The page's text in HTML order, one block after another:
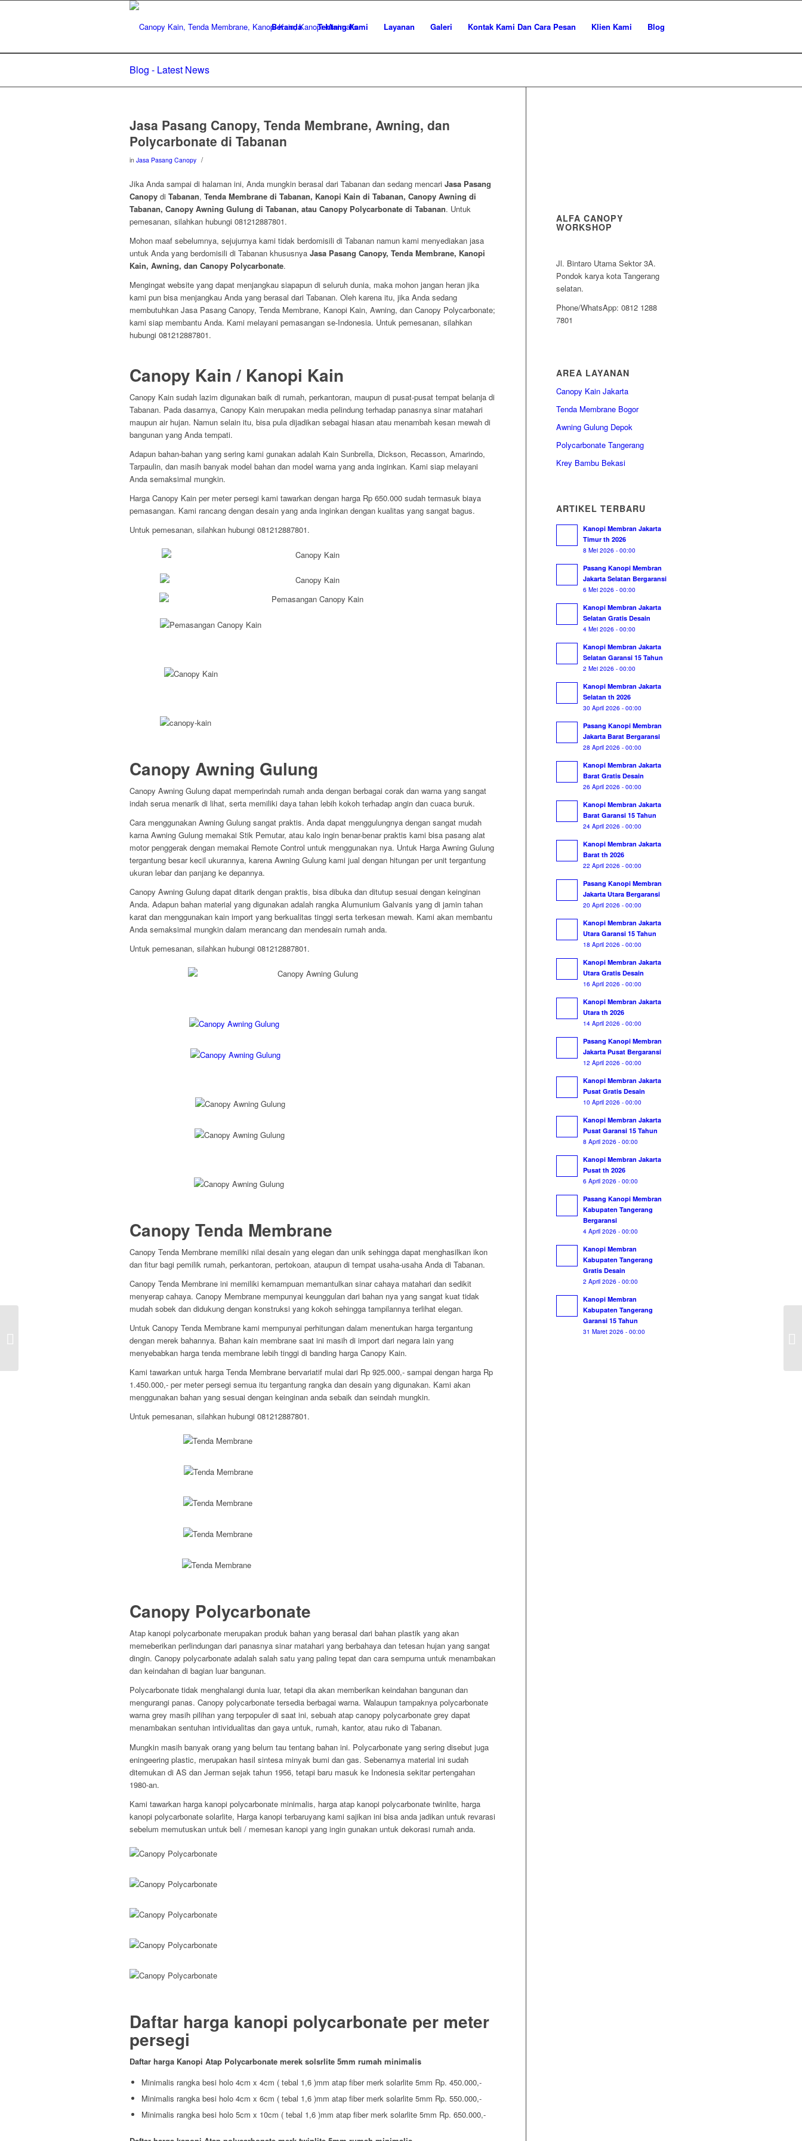
Beranda Tentang Kami Layanan Galeri Kontak Kami Dan Cara Pesan Klien Kami Blog
Blog - Latest News
Jasa Pasang Canopy, Tenda Membrane, Awning, dan
Polycarbonate di Tabanan
in Jasa Pasang Canopy /
Jika Anda sampai di halaman ini, Anda mungkin berasal dari Tabanan dan sedang mencari Jasa Pasang
Canopy di Tabanan, Tenda Membrane di Tabanan, Kanopi Kain di Tabanan, Canopy Awning di
Tabanan, Canopy Awning Gulung di Tabanan, atau Canopy Polycarbonate di Tabanan. Untuk
pemesanan, silahkan hubungi 081212887801.
Mohon maaf sebelumnya, sejujurnya kami tidak berdomisili di Tabanan namun kami menyediakan jasa
untuk Anda yang berdomisili di Tabanan khususnya Jasa Pasang Canopy, Tenda Membrane, Kanopi
Kain, Awning, dan Canopy Polycarbonate.
Mengingat website yang dapat menjangkau siapapun di seluruh dunia, maka mohon jangan heran jika
kami pun bisa menjangkau Anda yang berasal dari Tabanan. Oleh karena itu, jika Anda sedang
membutuhkan Jasa Pasang Canopy, Tenda Membrane, Kanopi Kain, Awning, dan Canopy Polycarbonate;
kami siap membantu Anda. Kami melayani pemasangan se-Indonesia. Untuk pemesanan, silahkan
hubungi 081212887801.
Canopy Kain / Kanopi Kain
Canopy Kain sudah lazim digunakan baik di rumah, perkantoran, maupun di pusat-pusat tempat belanja di
Tabanan. Pada dasarnya, Canopy Kain merupakan media pelindung terhadap panasnya sinar matahari
maupun air hujan. Namun selain itu, bisa pula dijadikan sebagai hiasan atau menambah kesan mewah di
bangunan yang Anda tempati.
Adapun bahan-bahan yang sering kami gunakan adalah Kain Sunbrella, Dickson, Recasson, Amarindo,
Tarpaulin, dan masih banyak model bahan dan model warna yang anda inginkan. Kami siap melayani
Anda semaksimal mungkin.
Harga Canopy Kain per meter persegi kami tawarkan dengan harga Rp 650.000 sudah termasuk biaya
pemasangan. Kami rancang dengan desain yang anda inginkan dengan kualitas yang sangat bagus.
Untuk pemesanan, silahkan hubungi 081212887801.
Canopy Awning Gulung
Canopy Awning Gulung dapat memperindah rumah anda dengan berbagai corak dan warna yang sangat
indah serua menarik di lihat, serta memiliki daya tahan lebih kokoh terhadap angin dan cuaca buruk.
Cara menggunakan Awning Gulung sangat praktis. Anda dapat menggulungnya dengan sangat mudah
karna Awning Gulung memakai Stik Pemutar, atau kalo ingin benar-benar praktis kami bisa pasang alat
motor penggerak dengan memakai Remote Control untuk menggunakan nya. Untuk Harga Awning Gulung
tergantung besar kecil ukurannya, karena Awning Gulung kami jual dengan hitungan per unit tergantung
ukuran lebar dan panjang ke depannya.
Canopy Awning Gulung dapat ditarik dengan praktis, bisa dibuka dan ditutup sesuai dengan keinginan
Anda. Adapun bahan material yang digunakan adalah rangka Alumunium Galvanis yang di jamin tahan
karat dan menggunakan kain import yang berkualitas tinggi serta terkesan mewah. Kami akan membantu
Anda semaksimal mungkin dalam merancang dan mendesain rumah anda.
Untuk pemesanan, silahkan hubungi 081212887801.
Canopy Tenda Membrane
Canopy Tenda Membrane memiliki nilai desain yang elegan dan unik sehingga dapat menghasilkan ikon
dan fitur bagi pemilik rumah, perkantoran, pertokoan, ataupun di tempat usaha-usaha Anda di Tabanan.
Canopy Tenda Membrane ini memiliki kemampuan memantulkan sinar cahaya matahari dan sedikit
menyerap cahaya. Canopy Membrane mempunyai keunggulan dari bahan nya yang sangat kuat tidak
mudah sobek dan didukung dengan konstruksi yang kokoh sehingga tampilannya terlihat elegan.
Untuk Canopy Tenda Membrane kami mempunyai perhitungan dalam menentukan harga tergantung
dengan merek bahannya. Bahan kain membrane saat ini masih di import dari negara lain yang
menyebabkan harga tenda membrane lebih tinggi di banding harga Canopy Kain.
Kami tawarkan untuk harga Tenda Membrane bervariatif mulai dari Rp 925.000,- sampai dengan harga Rp
1.450.000,- per meter persegi semua itu tergantung rangka dan desain yang digunakan. Kami akan
menggunakan bahan yang sesuai dengan keinginan anda sebaik dan seindah mungkin.
Untuk pemesanan, silahkan hubungi 081212887801.
Canopy Polycarbonate
Atap kanopi polycarbonate merupakan produk bahan yang berasal dari bahan plastik yang akan
memeberikan perlindungan dari panasnya sinar matahari yang berbahaya dan tetesan hujan yang sangat
dingin. Canopy polycarbonate adalah salah satu yang paling tepat dan cara sempurna untuk menambakan
dan keindahan di bagian luar bangunan.
Polycarbonate tidak menghalangi dunia luar, tetapi dia akan memberikan keindahan bangunan dan
mengurangi panas. Canopy polycarbonate tersedia berbagai warna. Walaupun tampaknya polycarbonate
warna grey masih pilihan yang terpopuler di saat ini, sebuah atap canopy polycarbonate grey dapat
menambakan sentuhan intividualitas dan gaya untuk, rumah, kantor, atau ruko di Tabanan.
Mungkin masih banyak orang yang belum tau tentang bahan ini. Polycarbonate yang sering disebut juga
eningeering plastic, merupakan hasil sintesa minyak bumi dan gas. Sebenarnya material ini sudah
ditemukan di AS dan Jerman sejak tahun 1956, tetapi baru masuk ke Indonesia sekitar pertengahan
1980-an.
Kami tawarkan harga kanopi polycarbonate minimalis, harga atap kanopi polycarbonate twinlite, harga
kanopi polycarbonate solarlite, Harga kanopi terbaruyang kami sajikan ini bisa anda jadikan untuk revarasi
sebelum memutuskan untuk beli / memesan kanopi yang ingin gunakan untuk dekorasi rumah anda.
Daftar harga kanopi polycarbonate per meter
persegi
Daftar harga Kanopi Atap Polycarbonate merek solsrlite 5mm rumah minimalis
Minimalis rangka besi holo 4cm x 4cm ( tebal 1,6 )mm atap fiber merk solarlite 5mm Rp. 450.000,-
Minimalis rangka besi holo 4cm x 6cm ( tebal 1,6 )mm atap fiber merk solarlite 5mm Rp. 550.000,-
Minimalis rangka besi holo 5cm x 10cm ( tebal 1,6 )mm atap fiber merk solarlite 5mm Rp. 650.000,-
ALFA CANOPY
WORKSHOP
Jl. Bintaro Utama Sektor 3A.
Pondok karya kota Tangerang
selatan.
Phone/WhatsApp: 0812 1288
7801
AREA LAYANAN
Canopy Kain Jakarta
Tenda Membrane Bogor
Awning Gulung Depok
Polycarbonate Tangerang
Krey Bambu Bekasi
ARTIKEL TERBARU
Kanopi Membran Jakarta
Timur th 2026
8 Mei 2026 - 00:00
Pasang Kanopi Membran
Jakarta Selatan Bergaransi
6 Mei 2026 - 00:00
Kanopi Membran Jakarta
Selatan Gratis Desain
4 Mei 2026 - 00:00
Kanopi Membran Jakarta
Selatan Garansi 15 Tahun
2 Mei 2026 - 00:00
Kanopi Membran Jakarta
Selatan th 2026
30 April 2026 - 00:00
Pasang Kanopi Membran
Jakarta Barat Bergaransi
28 April 2026 - 00:00
Kanopi Membran Jakarta
Barat Gratis Desain
26 April 2026 - 00:00
Kanopi Membran Jakarta
Barat Garansi 15 Tahun
24 April 2026 - 00:00
Kanopi Membran Jakarta
Barat th 2026
22 April 2026 - 00:00
Pasang Kanopi Membran
Jakarta Utara Bergaransi
20 April 2026 - 00:00
Kanopi Membran Jakarta
Utara Garansi 15 Tahun
18 April 2026 - 00:00
Kanopi Membran Jakarta
Utara Gratis Desain
16 April 2026 - 00:00
Kanopi Membran Jakarta
Utara th 2026
14 April 2026 - 00:00
Pasang Kanopi Membran
Jakarta Pusat Bergaransi
12 April 2026 - 00:00
Kanopi Membran Jakarta
Pusat Gratis Desain
10 April 2026 - 00:00
Kanopi Membran Jakarta
Pusat Garansi 15 Tahun
8 April 2026 - 00:00
Kanopi Membran Jakarta
Pusat th 2026
6 April 2026 - 00:00
Pasang Kanopi Membran
Kabupaten Tangerang
Bergaransi
4 April 2026 - 00:00
Kanopi Membran
Kabupaten Tangerang
Gratis Desain
2 April 2026 - 00:00
Kanopi Membran
Kabupaten Tangerang
Garansi 15 Tahun
31 Maret 2026 - 00:00